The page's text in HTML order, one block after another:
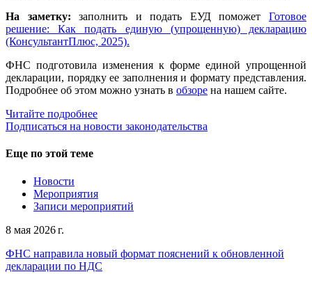
На заметку: заполнить и подать ЕУД поможетГотовое
решение: Как подать единую (упрощенную) декларацию
(КонсультантПлюс, 2025).
ФНС подготовила изменения к форме единой упрощенной
декларации, порядку ее заполнения и формату представления.
Подробнее об этом можно узнать в обзоре на нашем сайте.
Читайте подробнее
Подписаться на новости законодательства
Еще по этой теме
Новости
Мероприятия
Записи мероприятий
8 мая 2026 г.
ФНС направила новый формат пояснений к обновленной
декларации по НДС